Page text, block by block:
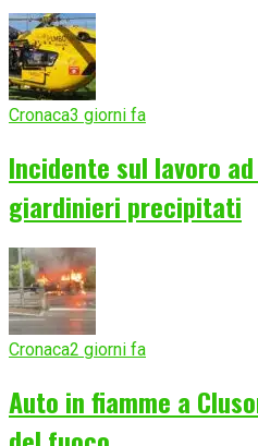
Cronaca3 giorni fa
Incidente sul lavoro
giardinieri precipitati
Cronaca2 giorni fa
Auto in fiamme a